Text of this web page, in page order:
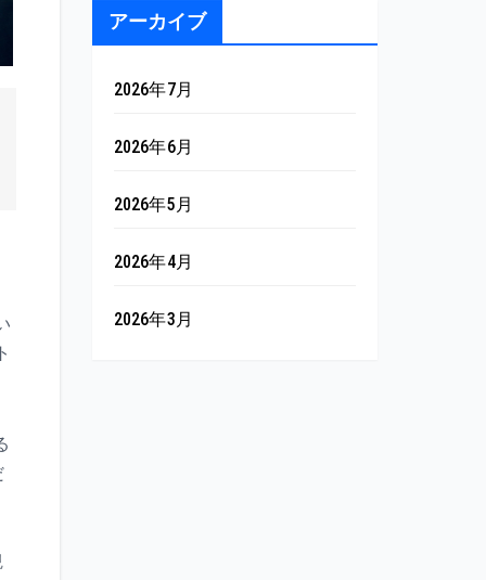
アーカイブ
2026年7月
2026年6月
2026年5月
2026年4月
2026年3月